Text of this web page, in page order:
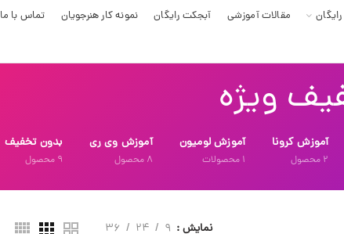
مقالات آموزشی آبجکت رایگان نمونه کار هنرجویان تماس با ما
ویژه
آموزش کرونا
2 محصول
آموزش لومیون
1 محصولات
آموزش وی ری
8 محصول
بدون تخفیف
9 محصول
نمایش 9
24
36